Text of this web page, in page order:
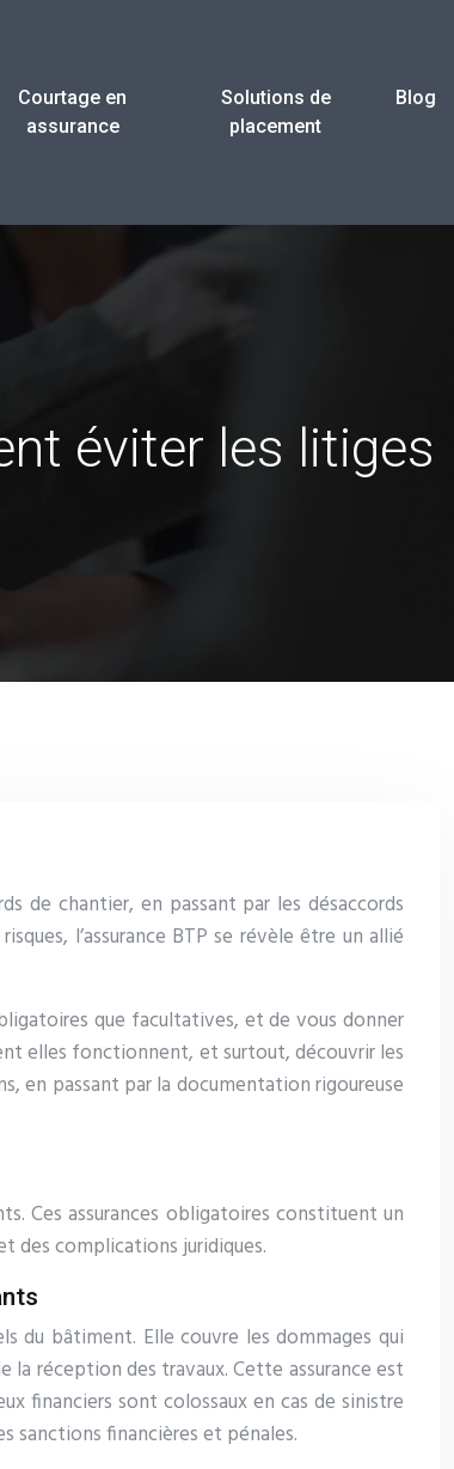
Courtage en
assurance
Solutions de
placement
Blog
éviter les litiges
de chantier, en passant par les désaccords
l’assurance BTP se révèle être un allié
que facultatives, et de vous donner
elles fonctionnent, et surtout, découvrir les
en passant par la documentation rigoureuse
Ces assurances obligatoires constituent un
des complications juridiques.
du bâtiment. Elle couvre les dommages qui
réception des travaux. Cette assurance est
financiers sont colossaux en cas de sinistre
sanctions financières et pénales.